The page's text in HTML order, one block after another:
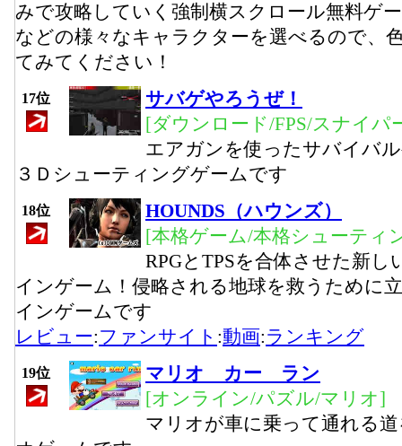
みで攻略していく強制横スクロール無料ゲ
などの様々なキャラクターを選べるので、
てみてください！
17位
サバゲやろうぜ！
[ダウンロード/FPS/スナイパ
エアガンを使ったサバイバ
３Ｄシューティングゲームです
18位
HOUNDS（ハウンズ）
[本格ゲーム/本格シューティ
RPGとTPSを合体させた新し
インゲーム！侵略される地球を救うために
インゲームです
レビュー:ファンサイト :動画:ランキング
19位
マリオ カー ラン
[オンライン/パズル/マリオ]
マリオが車に乗って通れる